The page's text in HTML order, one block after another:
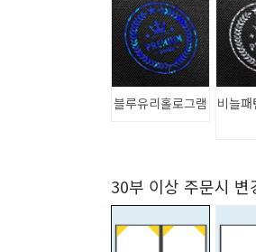
블루유리홀로그램
비늘
30부 이상 주문시 변